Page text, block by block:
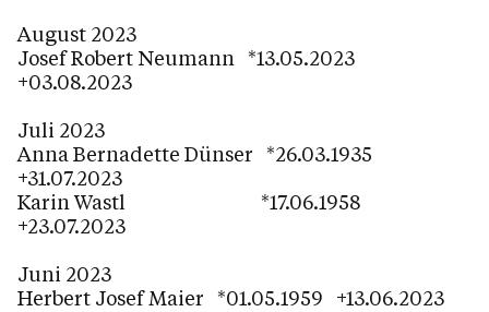
August 2023
Josef Robert Neumann *13.05.2023
+03.08.2023
Juli 2023
Anna Bernadette Dünser *26.03.1935
+31.07.2023
Karin Wastl *17.06.1958
+23.07.2023
Juni 2023
Herbert Josef Maier *01.05.1959 +13.06.2023